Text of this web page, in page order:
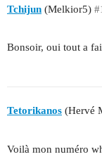
Tchijun (Melkior5)
Bonsoir, oui tout a
Tetorikanos (Hervé
Voilà mon numéro